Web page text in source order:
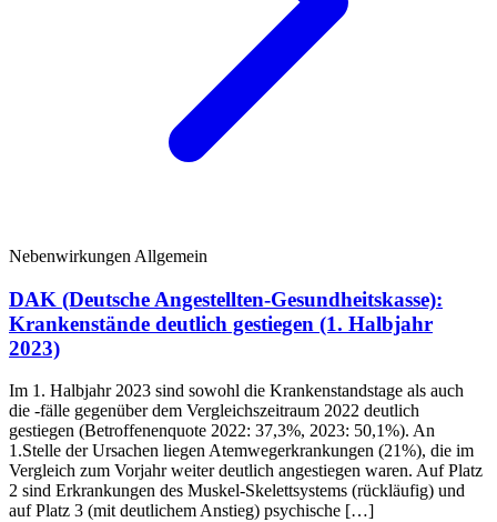
Nebenwirkungen Allgemein
DAK (Deutsche Angestellten-Gesundheitskasse):
Krankenstände deutlich gestiegen (1. Halbjahr
2023)
Im 1. Halbjahr 2023 sind sowohl die Krankenstandstage als auch
die -fälle gegenüber dem Vergleichszeitraum 2022 deutlich
gestiegen (Betroffenenquote 2022: 37,3%, 2023: 50,1%). An
1.Stelle der Ursachen liegen Atemwegerkrankungen (21%), die im
Vergleich zum Vorjahr weiter deutlich angestiegen waren. Auf Platz
2 sind Erkrankungen des Muskel-Skelettsystems (rückläufig) und
auf Platz 3 (mit deutlichem Anstieg) psychische […]